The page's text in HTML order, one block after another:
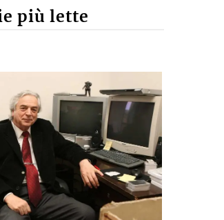
più lette